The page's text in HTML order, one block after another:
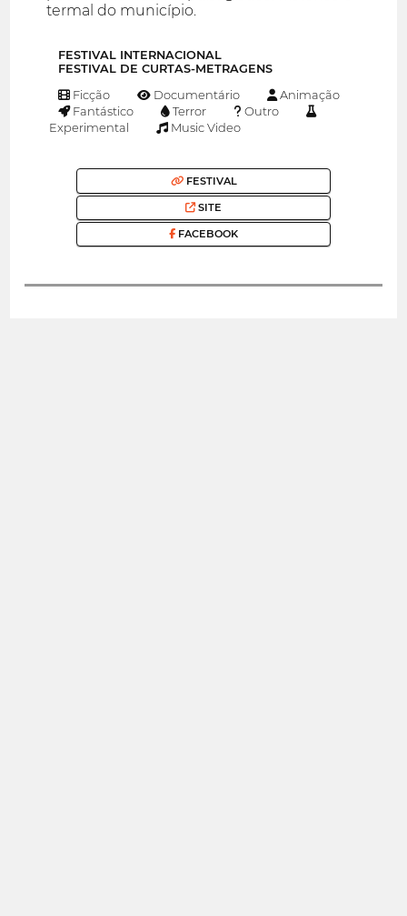
termal do município.
FESTIVAL INTERNACIONAL
FESTIVAL DE CURTAS-METRAGENS
Ficção Documentário
Animação
Fantástico
Terror
Outro
Experimental
Music Video
FESTIVAL
SITE
FACEBOOK